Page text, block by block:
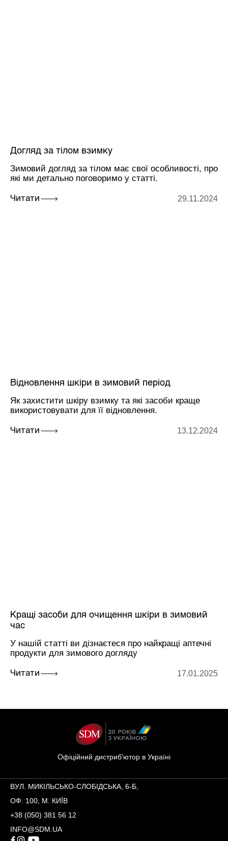
Догляд за тілом взимку
Зимовий догляд за тілом має свої особливості, про
які ми детально поговоримо у статті.
Читати 29.11.2024
Відновлення шкіри в зимовий період
Як захистити шкіру взимку та які засоби краще
використовувати для її відновлення.
Читати 13.12.2024
Кращі засоби для очищення шкіри в зимовий
час
У нашій статті ви дізнаєтеся про найкращі аптечні
продукти для зимового догляду
Читати 17.01.2025
Офіційний дистриб'ютор в Україні
ВУЛ. МИКІЛЬСЬКО-СЛОБІДСЬКА, 6-Б,
ОФ. 100, М. КИЇВ
+38 (050) 381 56 12
INFO@SDM.UA